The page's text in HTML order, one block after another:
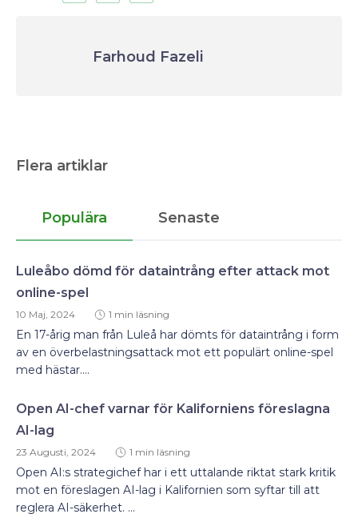
Farhoud Fazeli
Flera artiklar
Populära Senaste
Luleåbo dömd för dataintrång efter attack mot
online-spel
10 Maj, 2024 1 min läsning
En 17-årig man från Luleå har dömts för dataintrång i form
av en överbelastningsattack mot ett populärt online-spel
med hästar....
Open AI-chef varnar för Kaliforniens föreslagna
AI-lag
23 Augusti, 2024 1 min läsning
Open AI:s strategichef har i ett uttalande riktat stark kritik
mot en föreslagen AI-lag i Kalifornien som syftar till att
reglera AI-säkerhet. ...